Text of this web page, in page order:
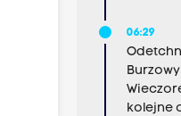
06:29
kolejne